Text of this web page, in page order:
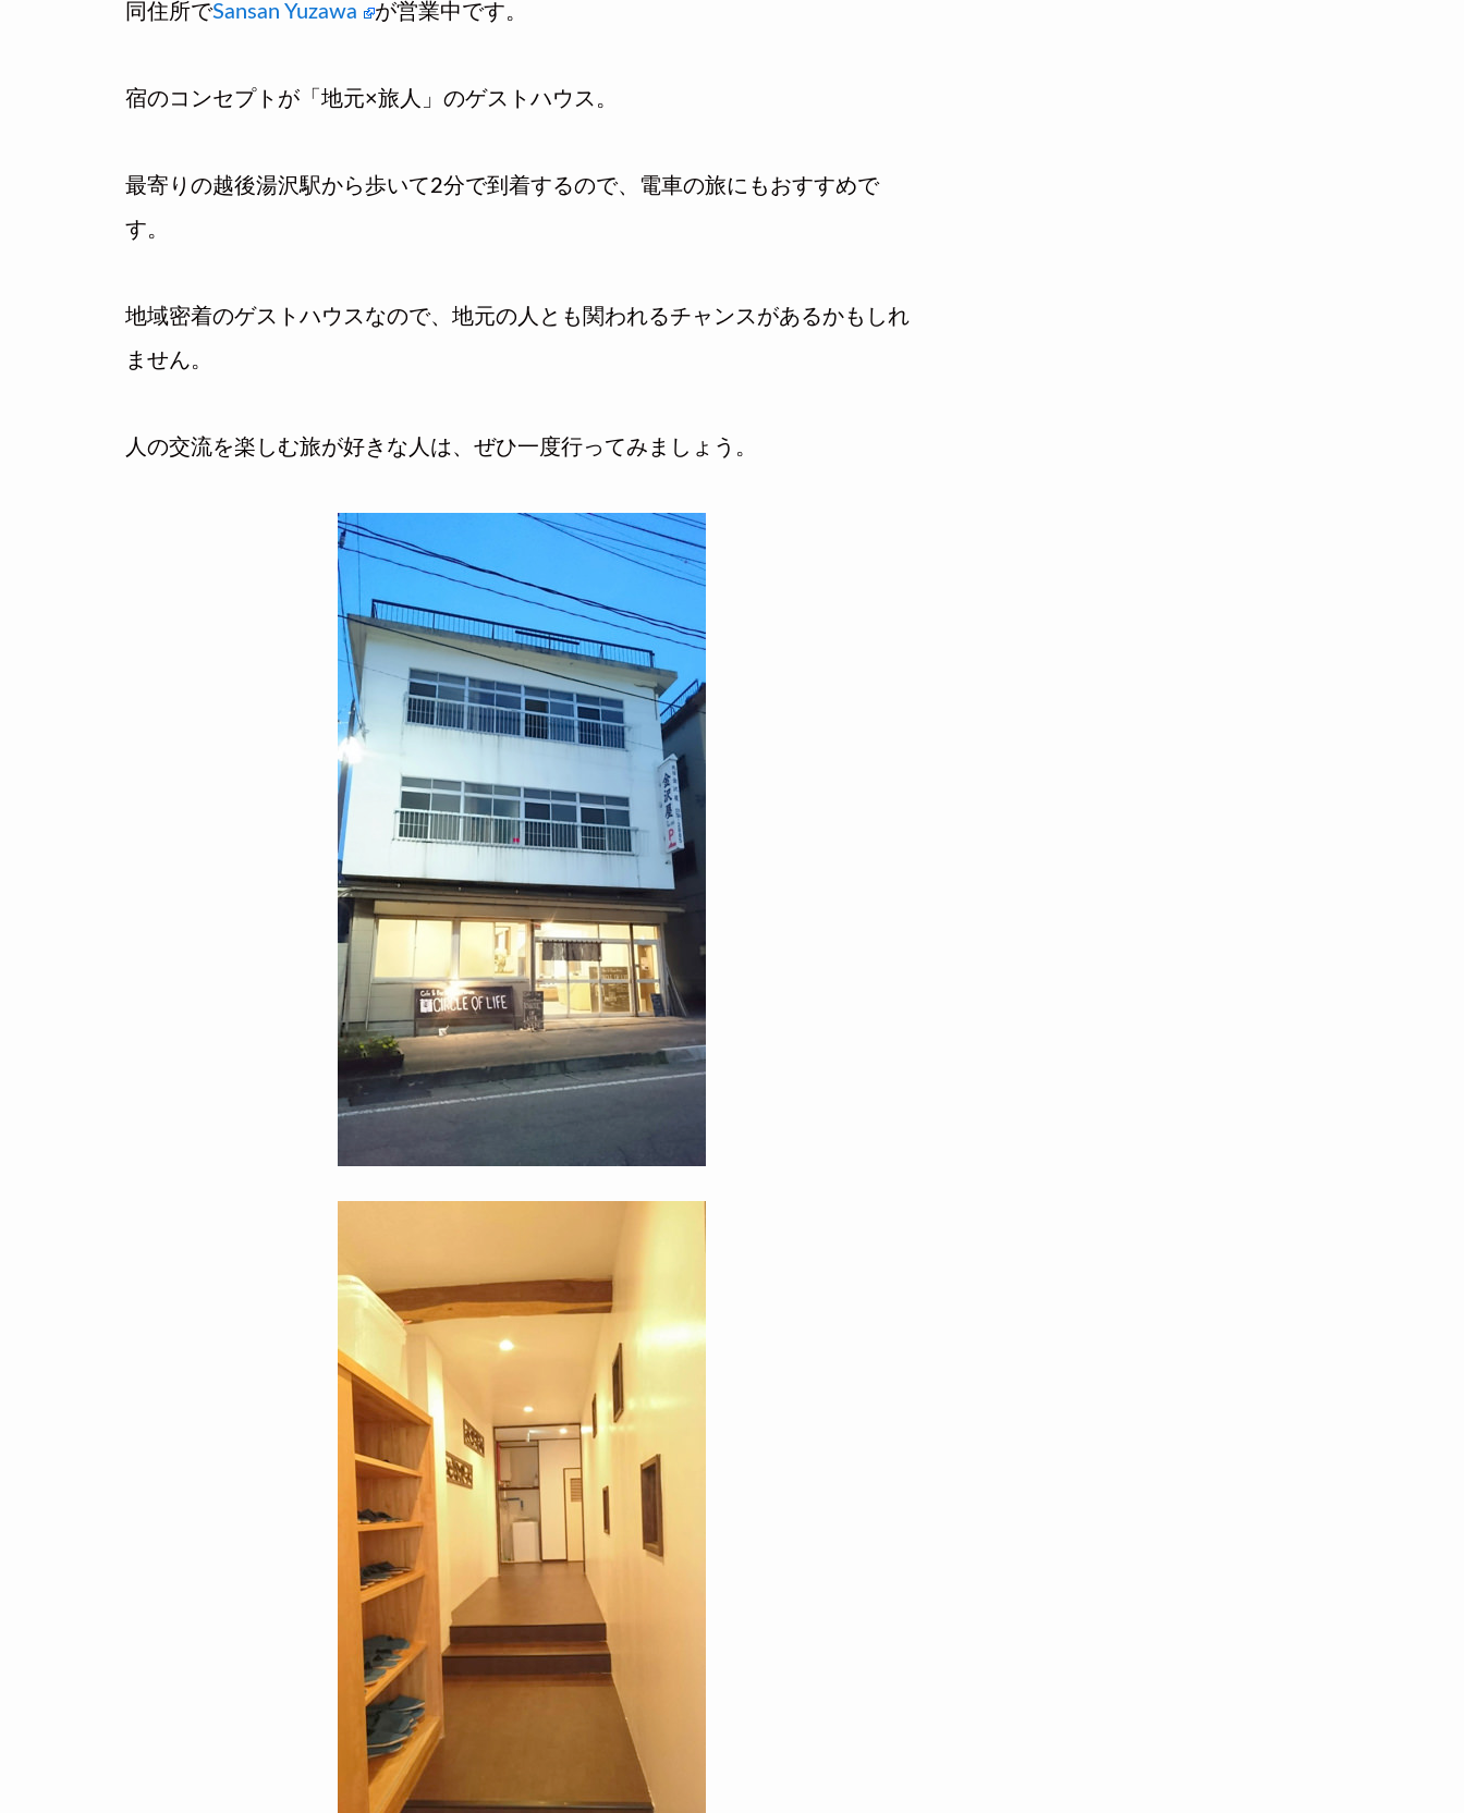
同住所でSansan Yuzawa が営業中です。
宿のコンセプトが「地元×旅人」のゲストハウス。
最寄りの越後湯沢駅から歩いて2分で到着するので、電車の旅にもおすすめで
す。
地域密着のゲストハウスなので、地元の人とも関われるチャンスがあるかもしれ
ません。
人の交流を楽しむ旅が好きな人は、ぜひ一度行ってみましょう。